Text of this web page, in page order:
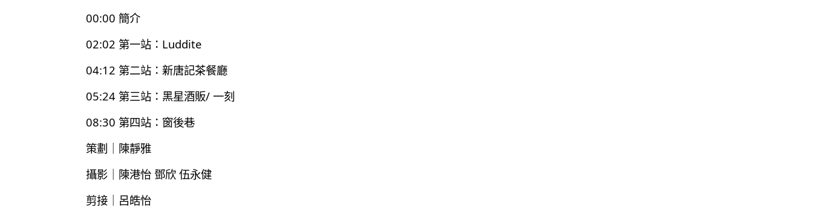
00:00 簡介
02:02 第一站：Luddite
04:12 第二站：新唐記茶餐廳
05:24 第三站：黑星酒販/ 一刻
08:30 第四站：窗後巷
策劃｜陳靜雅
攝影｜陳港怡 鄧欣 伍永健
剪接｜呂皓怡